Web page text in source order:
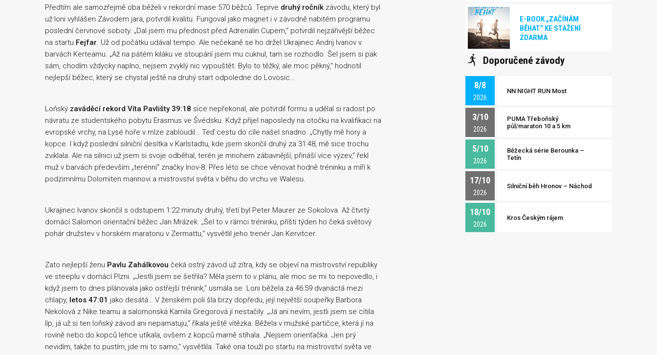
Předtím ale samozřejmě oba běželi v rekordní mase 570 běžců. Teprve druhý ročník závodu, který byl
už loni vyhlášen Závodem jara, potvrdil kvalitu. Fungoval jako magnet i v závodně nabitém programu
poslední červnové soboty. „Dal jsem mu přednost před Adrenalin Cupem,“ potvrdil nejzářivější běžec
na startu Fejfar. Už od počátku udával tempo. Ale nečekaně se ho držel Ukrajinec Andrij Ivanov v
barvách Kerteamu. „Až na pátém kiláku ve stoupání jsem mu cuknul, tam se rozhodlo. Šel jsem si pak
sám, chodím vždycky naplno, nejsem zvyklý nic vypouštět. Bylo to těžký, ale moc pěkný,“ hodnotil
nejlepší běžec, který se chystal ještě na druhý start odpoledne do Lovosic…
Loňský zaváděcí rekord Víta Pavlišty 39:18 sice nepřekonal, ale potvrdil formu a udělal si radost po
návratu ze studentského pobytu Erasmus ve Švédsku. Když přijel naposledy na otočku na kvalifikaci na
evropské vrchy, na Lysé hoře v mlze zabloudil… Teď cestu do cíle našel snadno. „Chytly mě hory a
kopce. I když poslední silniční desítka v Karlstadtu, kde jsem skončil druhý za 31:48, mě sice trochu
zviklala. Ale na silnici už jsem si svoje odběhal, terén je mnohem zábavnější, přináší více výzev,“ řekl
muž v barvách především „terénní“ značky Inov-8. Přes léto se chce věnovat hodně tréninku a míří k
podzimnímu Dolomiten mannovi a mistrovství světa v běhu do vrchu ve Walesu.
Ukrajinec Ivanov skončil s odstupem 1:22 minuty druhý, třetí byl Peter Maurer ze Sokolova. Až čtvrtý
domácí Salomon orientační běžec Jan Mrázek. „Šel to v rámci tréninku, příští týden ho čeká světový
pohár družstev v horském maratonu v Zermattu,“ vysvětlil jeho trenér Jan Kervitcer.
Zato nejlepší ženu Pavlu Zahálkovou čeká ostrý závod už zítra, kdy se objeví na mistrovství republiky
ve steeplu v domácí Plzni. „Jestli jsem se šetřila? Měla jsem to v plánu, ale moc se mi to nepovedlo, i
když jsem to dnes plánovala jako ostřejší trénink,“ usmála se. Loni běžela za 46:59 dvanáctá mezi
chlapy, letos 47:01 jako desátá… V ženském poli šla brzy dopředu, její největší soupeřky Barbora
Nekolová z Nike teamu a salomonská Kamila Gregorová jí nestačily. „Já ani nevím, jestli jsem se cítila
líp, já už si ten loňský závod ani nepamatuju,“ říkala ještě vítězka. Běžela v mužské partičce, která jí na
rovině nebo do kopců lehce utíkala, ovšem z kopců marně stíhala. „Nejsem orienťačka. Jen prý
nevidím, takže to pustím, jde mi to samo,“ vysvětlila. Také ona touží po startu na mistrovství světa ve
E-BOOK „ZAČÍNÁM
BĚHAT“ KE STAŽENÍ
ZDARMA
Doporučené závody
8/8
2026
NN NIGHT RUN Most
3/10
2026
PUMA Třeboňský
půl/maraton 10 a 5 km
5/10
2026
Běžecká série Berounka –
Tetín
17/10
2026
Silniční běh Hronov – Náchod
18/10
2026
Kros Českým rájem